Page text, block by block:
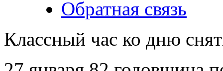
Обратная связь
Классный час ко дню